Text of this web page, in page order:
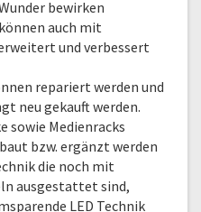
bewirken
auch mit
und verbessert
repariert werden und
neu gekauft werden.
sowie Medienracks
bzw. ergänzt werden
die noch mit
ausgestattet sind,
LED Technik